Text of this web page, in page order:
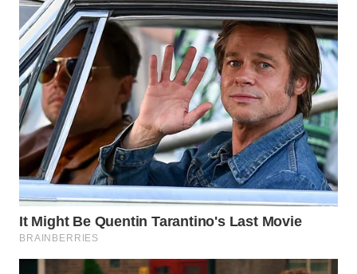
Wahana
Media
Group
WAHANA
NEWS
WAHANA
TANI
WAHANA
ADVOKAT
WAHANA